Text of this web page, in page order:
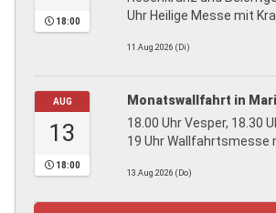
18:00
Uhr Heilige Messe mit
11.Aug.2026 (Di)
AUG
13
18:00
Monatswallfahrt in
18.00 Uhr Vesper, 18.30
19 Uhr Wallfahrtsmesse
13.Aug.2026 (Do)